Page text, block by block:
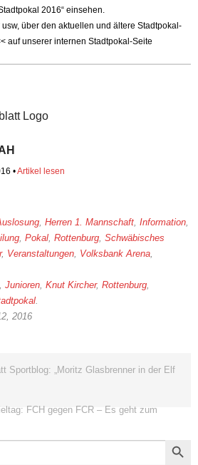
2016“ einsehen.
über den aktuellen und ältere Stadtpokal-
auf unserer internen Stadtpokal-Seite
•Artikel lesen
Herren 1. Mannschaft Information
Pokal Rottenburg Schwäbisches
, Veranstaltungen Volksbank Arena
Junioren Knut Kircher, Rottenburg
2016
Sportblog: „Moritz Glasbrenner in der Elf
FCH gegen FCR – Es geht zum
Search Button